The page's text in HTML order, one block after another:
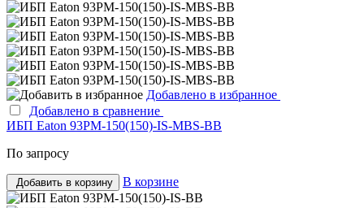
Добавлено в избранное
Добавлено в сравнение
ИБП Eaton 93PM-150(150)-IS-MBS-BB
По запросу
Добавить в корзину В корзине